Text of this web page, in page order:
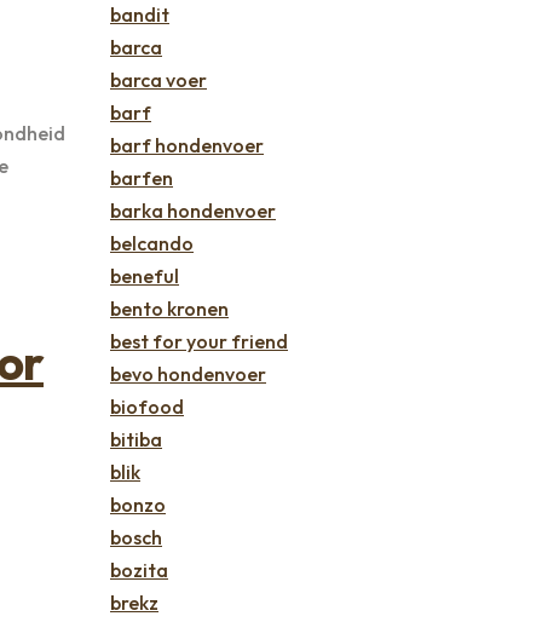
bandit
barca
barca voer
barf
barf hondenvoer
barfen
barka hondenvoer
belcando
beneful
bento kronen
best for your friend
bevo hondenvoer
biofood
bitiba
blik
bonzo
bosch
bozita
brekz